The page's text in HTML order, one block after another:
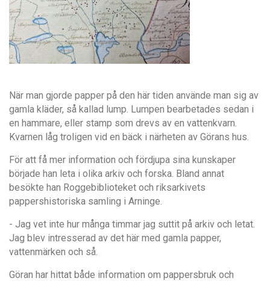
När man gjorde papper på den här tiden använde man sig av
gamla kläder, så kallad lump. Lumpen bearbetades sedan i
en hammare, eller stamp som drevs av en vattenkvarn.
Kvarnen låg troligen vid en bäck i närheten av Görans hus.
För att få mer information och fördjupa sina kunskaper
började han leta i olika arkiv och forska. Bland annat
besökte han Roggebiblioteket och riksarkivets
pappershistoriska samling i Arninge.
- Jag vet inte hur många timmar jag suttit på arkiv och letat.
Jag blev intresserad av det här med gamla papper,
vattenmärken och så.
Göran har hittat både information om pappersbruk och